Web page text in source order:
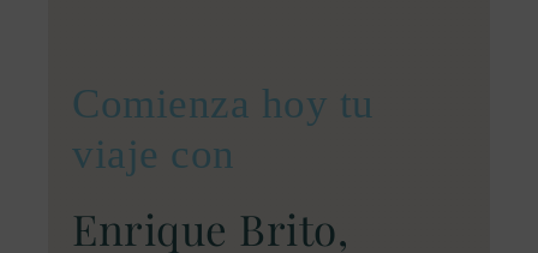
Comienza hoy tu
viaje con
Enrique Brito,